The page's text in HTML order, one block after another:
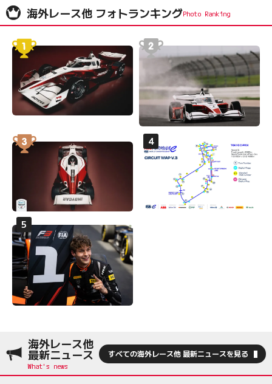
海外レース他 フォトランキング
海外レース他
最新ニュース すべての海外レース他 最新ニュースを見る